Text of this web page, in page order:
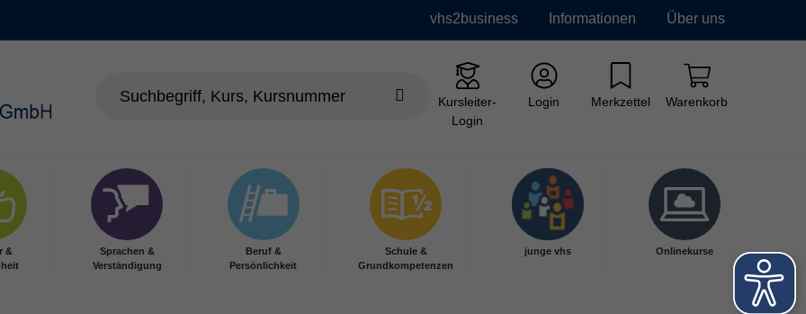
vhs2business Informationen Über uns
Kursleiter-
Login
Login Merkzettel Warenkorb
&
Sprachen &
Verständigung
Beruf &
Persönlichkeit
Schule &
Grundkompetenzen
junge vhs Onlinekurse